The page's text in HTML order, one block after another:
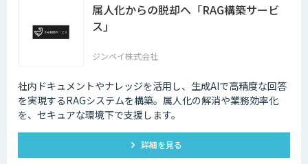
属人化からの脱却へ「RAG構築サービ
ス」
ジンベイ株式会社
社内ドキュメントやナレッジを活用し、生成AIで高精度な回答
を実現するRAGシステムを構築。属人化の解消や業務効率化
を、セキュアな環境下で支援します。
詳細を見る